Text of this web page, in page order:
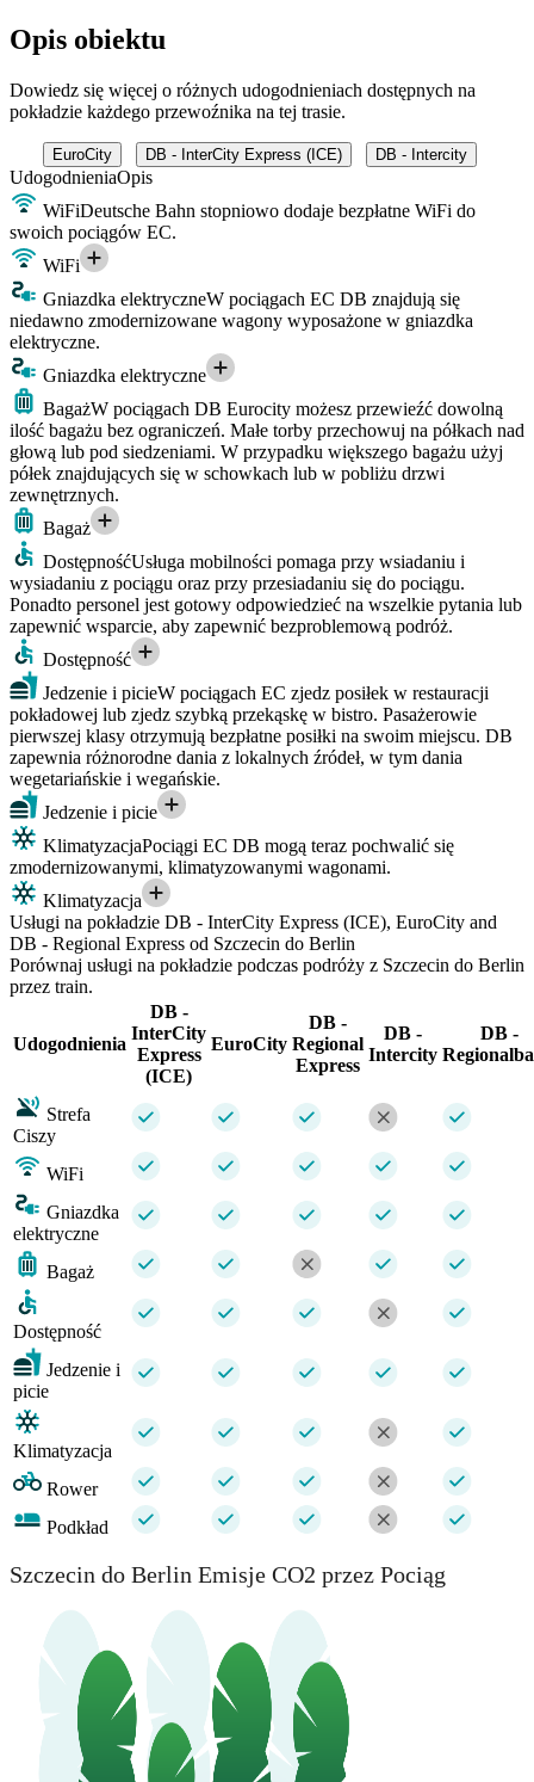
Opis obiektu
Dowiedz się więcej o różnych udogodnieniach dostępnych na
pokładzie każdego przewoźnika na tej trasie.
EuroCity DB - InterCity Express (ICE) DB - Intercity
UdogodnieniaOpis
WiFiDeutsche Bahn stopniowo dodaje bezpłatne WiFi do
swoich pociągów EC.
WiFi
Gniazdka elektryczneW pociągach EC DB znajdują się
niedawno zmodernizowane wagony wyposażone w gniazdka
elektryczne.
Gniazdka elektryczne
BagażW pociągach DB Eurocity możesz przewieźć dowolną
ilość bagażu bez ograniczeń. Małe torby przechowuj na półkach nad
głową lub pod siedzeniami. W przypadku większego bagażu użyj
półek znajdujących się w schowkach lub w pobliżu drzwi
zewnętrznych.
Bagaż
DostępnośćUsługa mobilności pomaga przy wsiadaniu i
wysiadaniu z pociągu oraz przy przesiadaniu się do pociągu.
Ponadto personel jest gotowy odpowiedzieć na wszelkie pytania lub
zapewnić wsparcie, aby zapewnić bezproblemową podróż.
Dostępność
Jedzenie i picieW pociągach EC zjedz posiłek w restauracji
pokładowej lub zjedz szybką przekąskę w bistro. Pasażerowie
pierwszej klasy otrzymują bezpłatne posiłki na swoim miejscu. DB
zapewnia różnorodne dania z lokalnych źródeł, w tym dania
wegetariańskie i wegańskie.
Jedzenie i picie
KlimatyzacjaPociągi EC DB mogą teraz pochwalić się
zmodernizowanymi, klimatyzowanymi wagonami.
Klimatyzacja
Usługi na pokładzie DB - InterCity Express (ICE), EuroCity and
DB - Regional Express od Szczecin do Berlin
Porównaj usługi na pokładzie podczas podróży z Szczecin do Berlin
przez train.
Udogodnienia
DB -
InterCity
Express
(ICE)
EuroCity
DB -
Regional
Express
DB -
Intercity
DB -
Strefa
Ciszy
WiFi
Gniazdka
elektryczne
Bagaż
Dostępność
Jedzenie i
picie
Klimatyzacja
Rower
Podkład
Szczecin do Berlin Emisje CO2 przez Pociąg